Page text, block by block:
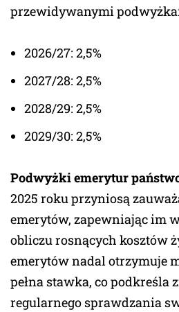
przewidywanymi
2026/27: 2,5%
2027/28: 2,5%
2028/29: 2,5%
2029/30: 2,5%
Podwyżki emerytur
2025 roku przyniosą
emerytów, zapewniając im
obliczu rosnących kosztów
emerytów nadal otrzymuje
pełna stawka, co podkreśla
regularnego sprawdzania